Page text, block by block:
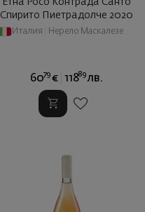
Етна Росо Контрада Санто
Спирито Пиетрадолче 2020
Италия Нерело Маскалезе
6079 € 11889 лв.